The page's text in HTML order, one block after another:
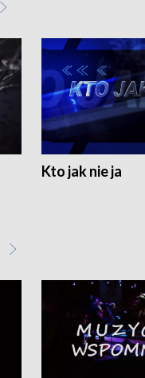
Kto jak nie ja